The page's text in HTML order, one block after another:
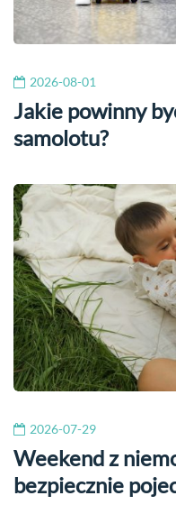
2026-08-01
Jakie powinny
samolotu?
2026-07-29
Weekend z
bezpiecznie